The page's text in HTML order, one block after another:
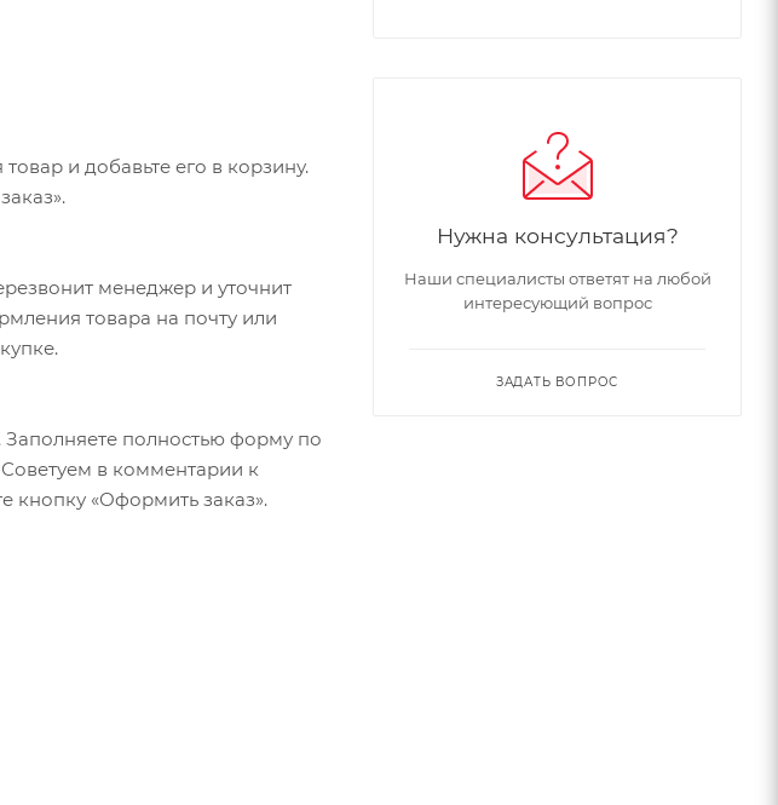
и добавьте его в корзину.
менеджер и уточнит
товара на почту или
полностью форму по
в комментарии к
кнопку «Оформить заказ».
Нужна консультация?
Наши специалисты ответят на любой
интересующий вопрос
ЗАДАТЬ ВОПРОС